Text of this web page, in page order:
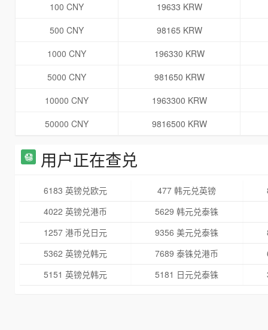
100 CNY
19633 KRW
500 CNY
98165 KRW
1000 CNY
196330 KRW
5000 CNY
981650 KRW
10000 CNY
1963300 KRW
50000 CNY
9816500 KRW
用户正在查兑
6183 英镑兑欧元 477 韩元兑英镑
4022 英镑兑港币
5629 韩元兑泰铢
1257 港币兑日元
9356 美元兑泰铢
5362 英镑兑韩元
7689 泰铢兑港币
5151 英镑兑韩元
5181 日元兑泰铢